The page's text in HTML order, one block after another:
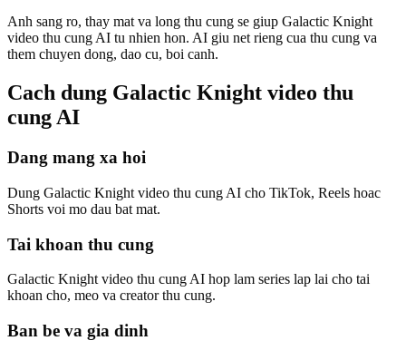
Anh sang ro, thay mat va long thu cung se giup Galactic Knight
video thu cung AI tu nhien hon. AI giu net rieng cua thu cung va
them chuyen dong, dao cu, boi canh.
Cach dung Galactic Knight video thu
cung AI
Dang mang xa hoi
Dung Galactic Knight video thu cung AI cho TikTok, Reels hoac
Shorts voi mo dau bat mat.
Tai khoan thu cung
Galactic Knight video thu cung AI hop lam series lap lai cho tai
khoan cho, meo va creator thu cung.
Ban be va gia dinh